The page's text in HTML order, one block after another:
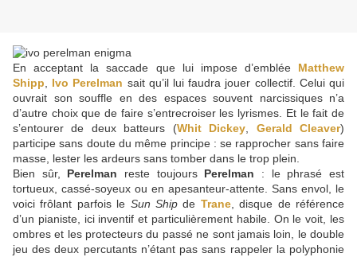
En acceptant la saccade que lui impose d’emblée Matthew
Shipp
Ivo Perelman sait qu’il lui faudra jouer collectif. Celui qui
ouvrait son souffle en des espaces souvent narcissiques n’a
d’autre choix que de faire s’entrecroiser les lyrismes. Et le fait de
s’entourer de deux batteurs (Whit Dickey Gerald Cleaver)
participe sans doute du même principe : se rapprocher sans faire
masse, lester les ardeurs sans tomber dans le trop plein.
Bien sûr, Perelman reste toujours Perelman : le phrasé est
tortueux, cassé-soyeux ou en apesanteur-attente. Sans envol, le
voici frôlant parfois le Sun Ship de Trane, disque de référence
d’un pianiste, ici inventif et particulièrement habile. On le voit, les
ombres et les protecteurs du passé ne sont jamais loin, le double
jeu des deux percutants n’étant pas sans rappeler la polyphonie